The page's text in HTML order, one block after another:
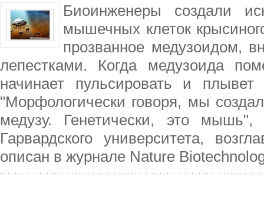
Биоинженеры создали
мышечных клеток
прозванное медузоидом,
лепестками. Когда медузоида
начинает пульсировать и
"Морфологически говоря, мы
медузу. Генетически, это
Гарвардского университета,
описан в журнале Nature